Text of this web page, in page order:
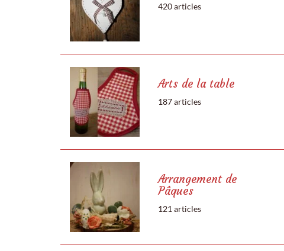
420 articles
Arts de la table
187 articles
Arrangement de
Pâques
121 articles